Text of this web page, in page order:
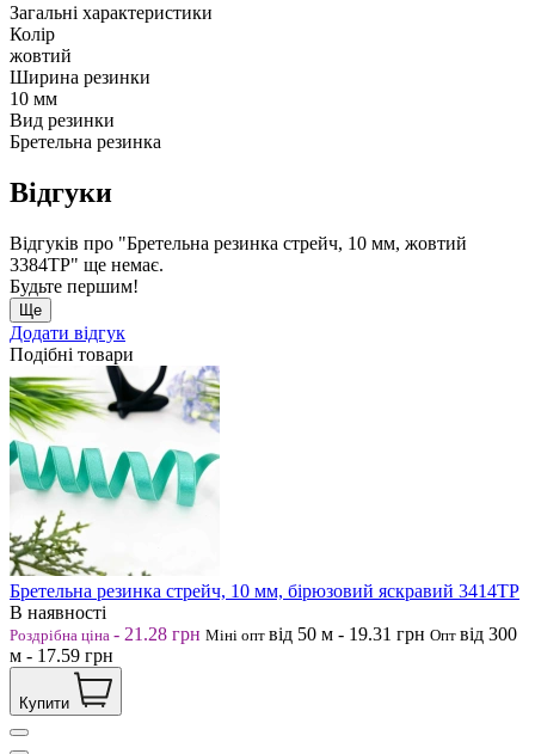
Загальні характеристики
Колір
жовтий
Ширина резинки
10 мм
Вид резинки
Бретельна резинка
Відгуки
Відгуків про "Бретельна резинка стрейч, 10 мм, жовтий
3384ТР" ще немає.
Будьте першим!
Ще
Додати відгук
Подібні товари
Бретельна резинка стрейч, 10 мм, бірюзовий яскравий 3414ТР
В наявності
Роздрібна ціна - 21.28 грн Міні опт від 50 м - 19.31 грн Опт від 300
м - 17.59 грн
Купити